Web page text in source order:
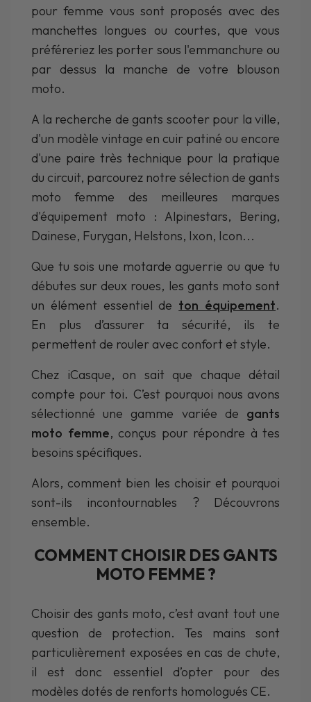
pour femme vous sont proposés avec des
manchettes longues ou courtes, que vous
préféreriez les porter sous l'emmanchure ou
par dessus la manche de votre blouson
moto.
A la recherche de gants scooter pour la ville,
d'un modèle vintage en cuir patiné ou encore
d'une paire très technique pour la pratique
du circuit, parcourez notre sélection de gants
moto femme des meilleures marques
d'équipement moto : Alpinestars, Bering,
Dainese, Furygan, Helstons, Ixon, Icon...
Que tu sois une motarde aguerrie ou que tu
débutes sur deux roues, les gants moto sont
un élément essentiel de ton équipement.
En plus d’assurer ta sécurité, ils te
permettent de rouler avec confort et style.
Chez iCasque, on sait que chaque détail
compte pour toi. C’est pourquoi nous avons
sélectionné une gamme variée de gants
moto femme, conçus pour répondre à tes
besoins spécifiques.
Alors, comment bien les choisir et pourquoi
sont-ils incontournables ? Découvrons
ensemble.
COMMENT CHOISIR DES GANTS
MOTO FEMME ?
Choisir des gants moto, c’est avant tout une
question de protection. Tes mains sont
particulièrement exposées en cas de chute,
il est donc essentiel d’opter pour des
modèles dotés de renforts homologués CE.